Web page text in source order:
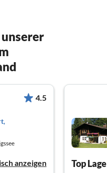
4.5
anzeigen Top Lage